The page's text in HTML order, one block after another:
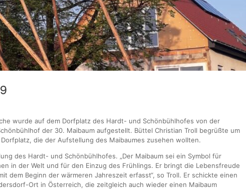
wurde auf dem Dorfplatz des Hardt- und Schönbühlhofes von der
der 30. Maibaum aufgestellt. Büttel Christian Troll begrüßte um
die der Aufstellung des Maibaumes zusehen wollten.
des Hardt- und Schönbühlhofes. „Der Maibaum sei ein Symbol für
in der Welt und für den Einzug des Frühlings. Er bringt die Lebensfreude
dem Beginn der wärmeren Jahreszeit erfasst“, so Troll. Er schickte einen
Ort in Österreich, die zeitgleich auch wieder einen Maibaum